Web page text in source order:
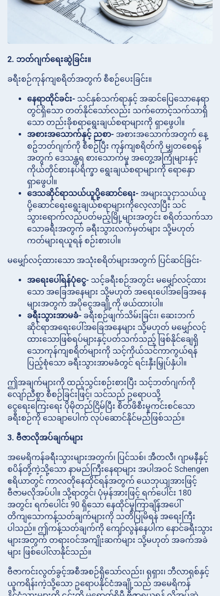
2. ဘတ်ဂျက်ရေးဆွဲခြင်း။
ခရီးစဉ်ကုန်ကျစရိတ်အတွက် စီစဉ်ပေးခြင်း။
နေရာထိုင်ခင်း- သင်နှစ်သက်ရာနှင့် အဆင်ပြေသောနေရာ
တွင်ရှိသော တတ်နိုင်သော်လည်း သက်တောင့်သက်သာရှိ
သော တည်းခိုစရာရွေးချယ်စရာများကို ရှာဖွေပါ။
အစားအသောက်နှင့် ညစာ- အစားအသောက်အတွက် နေ့
စဥ်ဘတ်ဂျက်ကို စီစဉ်ပြီး ကုန်ကျစရိတ်ကို မျှတစေရန်
အတွက် ဒေသန္တရ စားသောက်မှု အတွေ့အကြုံများနှင့်
ကိုယ်တိုင်စားနပ်ရိက္ခာ ရွေးချယ်စရာများကို ရောနှော
ရှာဖွေပါ။
ဒေသဆိုင်ရာသယ်ယူပို့ဆောင်ရေး- အများသူငှာသယ်ယူ
ပို့ဆောင်ရေးရွေးချယ်စရာများကိုလေ့လာပြီး သင်
သွားရောက်လည်ပတ်မည့်မြို့များအတွင်း စရိတ်သက်သာ
သောခရီးအတွက် ခရီးသွားလက်မှတ်များ သို့မဟုတ်
ကတ်များရယူရန် စဉ်းစားပါ။
မမျှော်လင့်ထားသော အသုံးစရိတ်များအတွက် ပြင်ဆင်ခြင်း-
အရေးပေါ်ရန်ပုံငွေ- သင့်ခရီးစဉ်အတွင်း မမျှော်လင့်ထား
သော အခြေအနေများ သို့မဟုတ် အရေးပေါ်အခြေအနေ
များအတွက် အပိုငွေအချို့ကို ဖယ်ထားပါ။
ခရီးသွားအာမခံ- ခရီးစဉ်ဖျက်သိမ်းခြင်း၊ ဆေးဘက်
ဆိုင်ရာအရေးပေါ်အခြေအနေများ သို့မဟုတ် မမျှော်လင့်
ထားသောဖြစ်ရပ်များနှင့်ပတ်သက်သည့် ဖြစ်နိုင်ချေရှိ
သောကုန်ကျစရိတ်များကို သင့်ကိုယ်သင်ကာကွယ်ရန်
ပြည့်စုံသော ခရီးသွားအာမခံတွင် ရင်းနှီးမြှုပ်နှံပါ။
ဤအချက်များကို ထည့်သွင်းစဉ်းစားပြီး သင့်ဘတ်ဂျက်ကို
လျော်ညီစွာ စီစဉ်ခြင်းဖြင့်၊ သင်သည် ဥရောပသို့
ငွေရေးကြေးရေး ပိုမိုတည်ငြိမ်ပြီး စိတ်ဖိစီးမှုကင်းစင်သော
ခရီးစဉ်ကို သေချာပေါက် လုပ်ဆောင်နိုင်မည်ဖြစ်သည်။
3. ဗီဇာလိုအပ်ချက်များ
အမေရိကန်ခရီးသွားများအတွက်၊ ပြင်သစ်၊ အီတလီ၊ ဂျာမနီနှင့်
စပိန်တို့ကဲ့သို့သော နာမည်ကြီးနေရာများ အပါအဝင် Schengen
ဧရိယာတွင် ကာလတိုနေထိုင်ရန်အတွက် ယေဘုယျအားဖြင့်
ဗီဇာမလိုအပ်ပါ။ သို့ရာတွင်၊ ပုံမှန်အားဖြင့် ရက်ပေါင်း 180
အတွင်း ရက်ပေါင်း 90 ရှိသော နေထိုင်မှုကြာချိန်အပေါ်
တိကျသောကန့်သတ်ချက်များကို သတိပြုမိရန် အရေးကြီး
ပါသည်။ ဤကန့်သတ်ချက်ကို ကျော်လွန်နေပါက နောင်ခရီးသွား
များအတွက် တရားဝင်အကျိုးဆက်များ သို့မဟုတ် အခက်အခဲ
များ ဖြစ်ပေါ်လာနိုင်သည်။
ဗီဇာကင်းလွတ်ခွင့်အစီအစဉ်ရှိသော်လည်း၊ ရုရှား၊ ဘီလာရုစ်နှင့်
ယူကရိန်းကဲ့သို့သော ဥရောပနိုင်ငံအချို့သည် အမေရိကန်